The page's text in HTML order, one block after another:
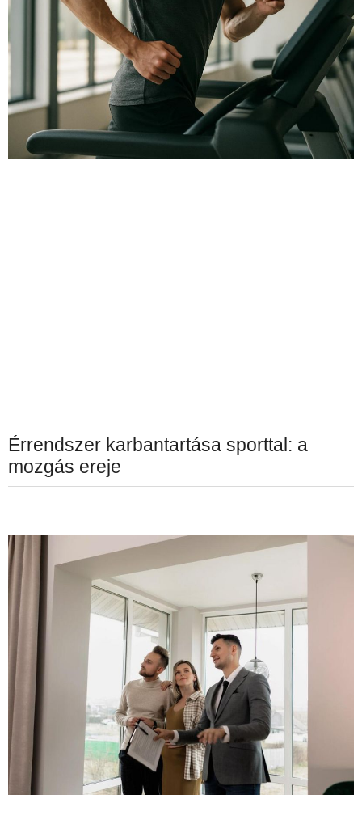
Érrendszer karbantartása sporttal: a
mozgás ereje